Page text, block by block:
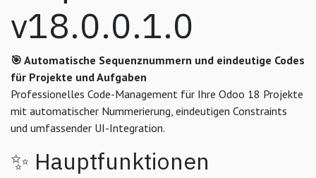
v18.0.0.1.0
🎯 Automatische Sequenznummern und eindeutige Codes
für Projekte und Aufgaben
Professionelles Code-Management für Ihre Odoo 18 Projekte
mit automatischer Nummerierung, eindeutigen Constraints
und umfassender UI-Integration.
✨ Hauptfunktionen